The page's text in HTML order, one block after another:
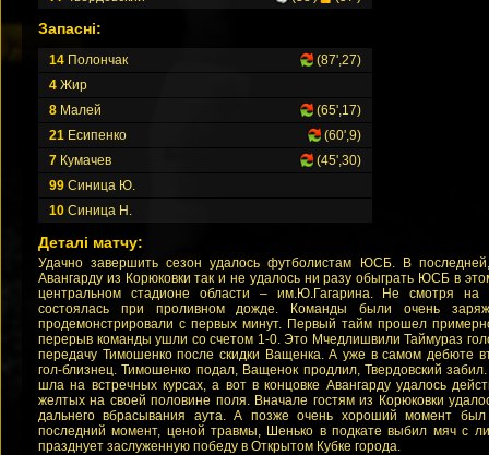
Запасні:
14 Полончак
(87',27)
4 Жир
8 Малей
(65',17)
21 Есипенко
(60',9)
7 Кумачев
(45',30)
99 Синица Ю.
10 Синица Н.
Деталі матчу:
Удачно завершить сезон удалось футболистам ЮСБ. В
Авангарду из Корюковки так и не удалось ни разу обыграть ЮСБ в
центральном стадионе области – им.Ю.Гагарина. Не смотря на
состоялась при проливном дожде. Команды были очень
продемонстрировали с первых минут. Первый тайм прошел
перерыв команды ушли со счетом 1-0. Это Мчедлишвили Таймураз
передачу Тимошенко после скидки Ващенка. А уже в самом дебюте
гол-близнец. Тимошенко подал, Ващенок продлил, Твердовский
шла на встречных курсах, а вот в концовке Авангарду удалось
желтых на своей половине поля. Вначале гостям из Корюковки
дальнего вбрасывания аута. А позже очень хороший момент
последний момент, ценой травмы, Шенько в подкате выбил мяч с
празднует заслуженную победу в Открытом Кубке города.